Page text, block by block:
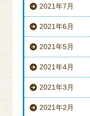
2021年7月
2021年6月
2021年5月
2021年4月
2021年3月
2021年2月